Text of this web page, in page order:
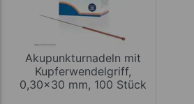
Akupunkturnadeln mit
Kupferwendelgriff,
0,30x30 mm, 100 Stück